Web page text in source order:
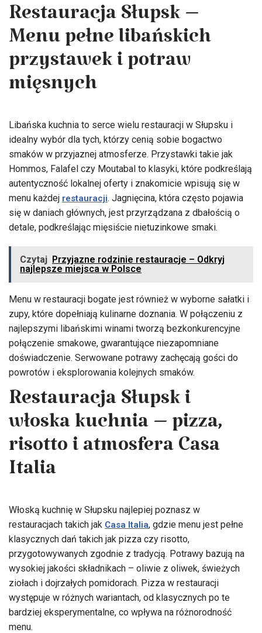
Restauracja Słupsk –
Menu pełne libańskich
przystawek i potraw
mięsnych
Libańska kuchnia to serce wielu restauracji w Słupsku i
idealny wybór dla tych, którzy cenią sobie bogactwo
smaków w przyjaznej atmosferze. Przystawki takie jak
Hommos, Falafel czy Moutabal to klasyki, które podkreślają
autentyczność lokalnej oferty i znakomicie wpisują się w
menu każdej restauracji. Jagnięcina, która często pojawia
się w daniach głównych, jest przyrządzana z dbałością o
detale, podkreślając mięsiście nietuzinkowe smaki.
Czytaj Przyjazne rodzinie restauracje – Odkryj
najlepsze miejsca w Polsce
Menu w restauracji bogate jest również w wyborne sałatki i
zupy, które dopełniają kulinarne doznania. W połączeniu z
najlepszymi libańskimi winami tworzą bezkonkurencyjne
połączenie smakowe, gwarantujące niezapomniane
doświadczenie. Serwowane potrawy zachęcają gości do
powrotów i eksplorowania kolejnych smaków.
Restauracja Słupsk i
włoska kuchnia – pizza,
risotto i atmosfera Casa
Italia
Włoską kuchnię w Słupsku najlepiej poznasz w
restauracjach takich jak Casa Italia, gdzie menu jest pełne
klasycznych dań takich jak pizza czy risotto,
przygotowywanych zgodnie z tradycją. Potrawy bazują na
wysokiej jakości składnikach – oliwie z oliwek, świeżych
ziołach i dojrzałych pomidorach. Pizza w restauracji
występuje w różnych wariantach, od klasycznych po te
bardziej eksperymentalne, co wpływa na różnorodność
menu.